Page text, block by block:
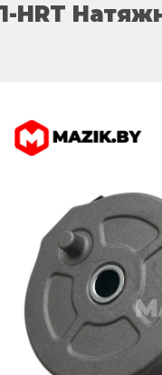
HRT